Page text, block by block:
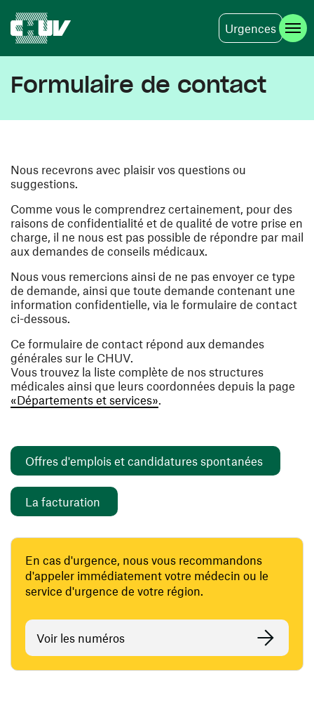
Urgences
Formulaire de contact
Nous recevrons avec plaisir vos questions ou
suggestions.
Comme vous le comprendrez certainement, pour des
raisons de confidentialité et de qualité de votre prise en
charge, il ne nous est pas possible de répondre par mail
aux demandes de conseils médicaux.
Nous vous remercions ainsi de ne pas envoyer ce type
de demande, ainsi que toute demande contenant une
information confidentielle, via le formulaire de contact
ci-dessous.
Ce formulaire de contact répond aux demandes
générales sur le CHUV.
Vous trouvez la liste complète de nos structures
médicales ainsi que leurs coordonnées depuis la page
«Départements et services».
Offres d'emplois et candidatures spontanées
La facturation
En cas d'urgence, nous vous recommandons
d'appeler immédiatement votre médecin ou le
service d'urgence de votre région.
Voir les numéros